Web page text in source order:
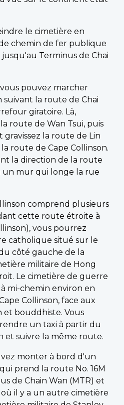
le cimetière en
chemin de fer publique
Terminus de Chai
pouvez marcher
la route de Chai
giratoire. Là,
route de Wan Tsui, puis
la route de Lin
route de Cape Collinson.
la direction de la route
un mur qui longe la rue
comprend plusieurs
cette route étroite à
vous pourrez
catholique situé sur le
côté gauche de la
militaire de Hong
Le cimetière de guerre
mi-chemin environ en
Collinson, face aux
et bouddhiste. Vous
un taxi à partir du
et suivre la même route.
monter à bord d'un
prend la route No. 16M
de Chain Wan (MTR) et
il y a un autre cimetière